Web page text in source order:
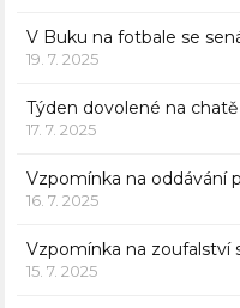
V Buku na fotbale se
19. 7. 2025
Týden dovolené na
17. 7. 2025
Vzpomínka na oddávání
16. 7. 2025
Vzpomínka na zoufalství
15. 7. 2025